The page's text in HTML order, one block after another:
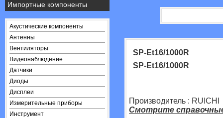
Импортные компоненты
Акустические компоненты
Антенны
Вентиляторы
Видеонаблюдение
Датчики
Диоды
Дисплеи
Измерительные приборы
Инструмент
SP-Et16/1000R
SP-Et16/1000R
Производитель : RUICHI
Смотрите